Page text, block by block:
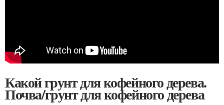
Какой грунт для кофейного дерева.
Почва/грунт для кофейного дерева